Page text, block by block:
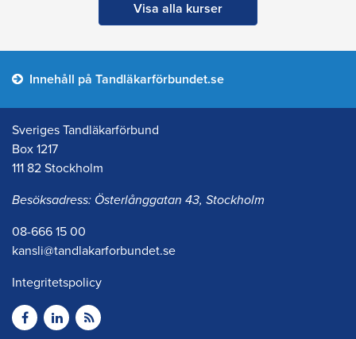
Visa alla kurser
Innehåll på Tandläkarförbundet.se
Sveriges Tandläkarförbund
Box 1217
111 82 Stockholm
Besöksadress: Österlånggatan 43, Stockholm
08-666 15 00
kansli@tandlakarforbundet.se
Integritetspolicy